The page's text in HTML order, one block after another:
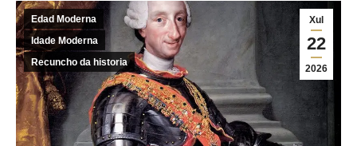
Xul
22
2026
Edad Moderna
Idade Moderna
Recuncho da historia